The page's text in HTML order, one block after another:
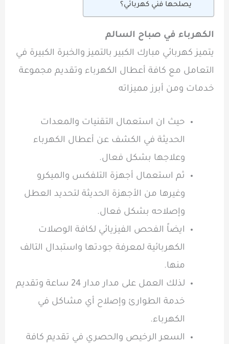
يصلحها فني كهربائي؟
الكهرباء في صباح السالم
يتميز كهربائي مبارك الكبير بالتميز والخبرة الكبيرة في
التعامل مع كافة أعطال الكهرباء وتقديم مجموعة
خدمات ومن أبرز مميزاته
حيث ان استعمال التقنيات والمعدات
الحديثة في الكشف عن أعطال الكهرباء
وعلاجها بشكل فعال.
ثم استعمال أجهزة التلفكس والميكرو
وغيرها من الأجهزة الحديثة لتحديد العطل
وإصلاحه بشكل فعال.
ايضاً الفحص الفيزيائي لكافة الوصلات
الكهربائية لمعرفة جودتها واستبدال التالف
منها.
لذلك العمل على مدار مدار 24 ساعة وتقديم
خدمة الطوارئ وإصلاح أي مشاكل في
الكهرباء.
السعر الرخيص والحصري في تقديم كافة